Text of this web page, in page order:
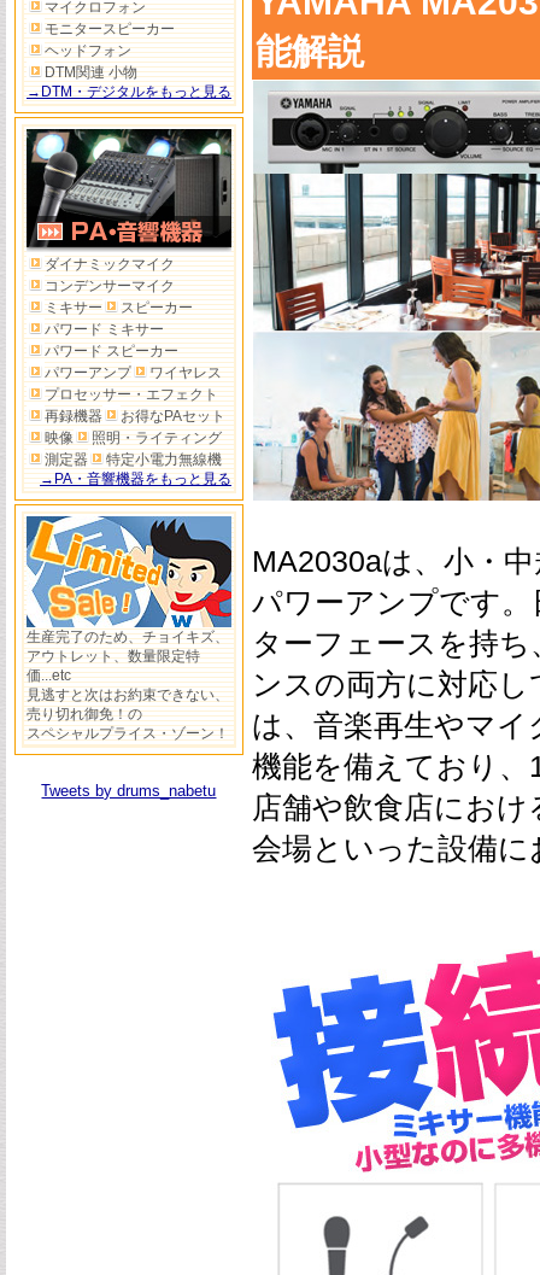
マイクロフォン
モニタースピーカー
ヘッドフォン
DTM関連 小物
→DTM・デジタルをもっと見る
ダイナミックマイク
コンデンサーマイク
ミキサー
スピーカー
パワード ミキサー
パワード スピーカー
パワーアンプ
ワイヤレス
プロセッサー・エフェクト
再録機器
お得なPAセット
映像
照明・ライティング
測定器
特定小電力無線機
→PA・音響機器をもっと見る
生産完了のため、チョイキズ、
アウトレット、数量限定特
価...etc
見逃すと次はお約束できない、
売り切れ御免！の
スペシャルプライス・ゾーン！
Tweets by drums_nabetu
能解説
MA2030aは、小・
パワーアンプです
ターフェースを持
ンスの両方に対応
は、音楽再生やマ
機能を備えており
店舗や飲食店にお
会場といった設備